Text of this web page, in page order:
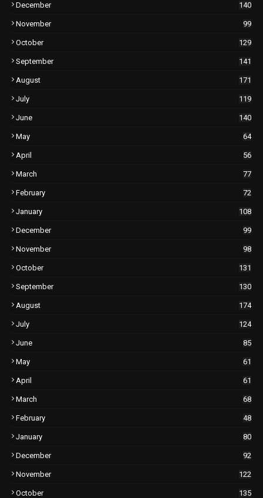
December 140
November 99
October 129
September 141
August 171
July 119
June 140
May 64
April 56
March 77
February 72
January 108
December 99
November 98
October 131
September 130
August 174
July 124
June 85
May 61
April 61
March 68
February 48
January 80
December 92
November 122
October 135